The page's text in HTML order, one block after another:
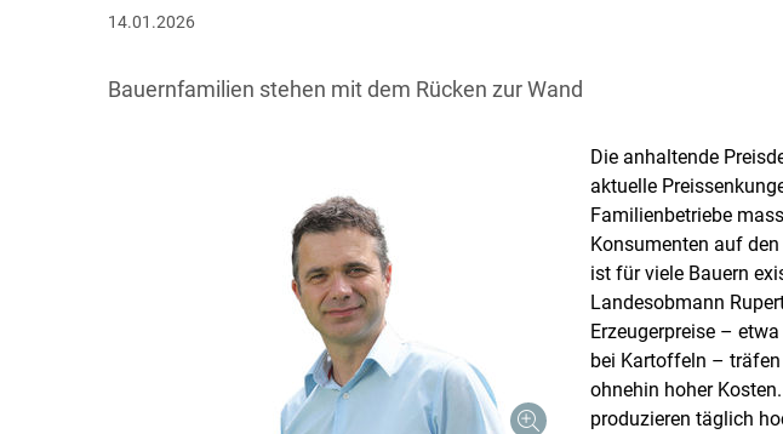
Skip
14.01.2026
Bauernfamilien stehen mit dem Rücken zur Wand
Die anhaltende
aktuelle
Familienbetriebe
Konsumenten auf
ist für viele Bauern
Landesobmann
Erzeugerpreise –
bei Kartoffeln – träfen
ohnehin hoher
produzieren täglich